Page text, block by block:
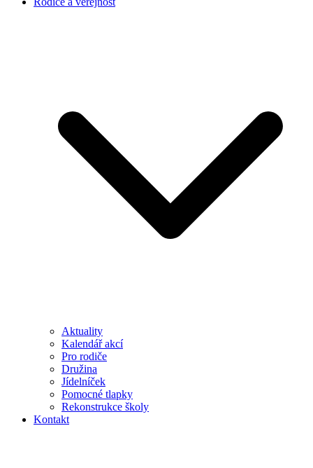
Aktuality
Kalendář akcí
Pro rodiče
Družina
Jídelníček
Pomocné tlapky
Rekonstrukce školy
Kontakt